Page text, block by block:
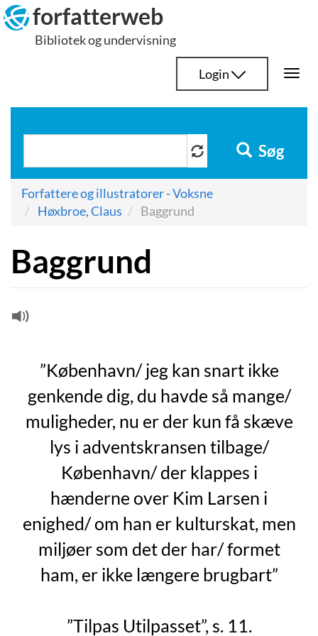
Hop
til
indhold
forfatterweb
Bibliotek og undervisning
Login
Søg
Forfattere og illustratorer - Voksne
Høxbroe, Claus
Baggrund
Baggrund
”København/ jeg kan snart ikke
genkende dig, du havde så mange/
muligheder, nu er der kun få skæve
lys i adventskransen tilbage/
København/ der klappes i
hænderne over Kim Larsen i
enighed/ om han er kulturskat, men
miljøer som det der har/ formet
ham, er ikke længere brugbart”
”Tilpas Utilpasset”, s. 11.